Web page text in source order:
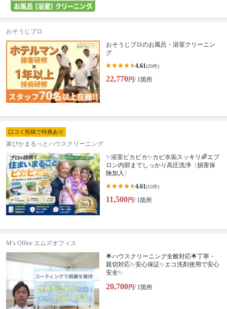
おそうじプロ
おそうじプロのお風呂・浴室クリーニン
グ
4.61(20件)
22,770円/ 1箇所
口コミ投稿で特典あり
家ぴかまるっとハウスクリーニング
✨浴室ピカピカ✨カビ水垢スッキリ🌈エプ
ロン内部までしっかり高圧洗浄〈損害保
険加入〉
4.61(15件)
11,500円/ 1箇所
M’s Office エムズオフィス
🌟ハウスクリーニング全般対応🌟丁寧・
親切対応✨安心保証✨エコ洗剤使用で安心
安全✨
20,700円/ 1箇所